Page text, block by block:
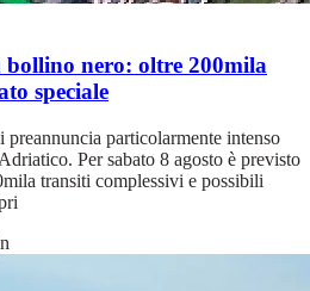
bollino nero: oltre 200mila
speciale
preannuncia particolarmente intenso
Per sabato 8 agosto è previsto
transiti complessivi e possibili